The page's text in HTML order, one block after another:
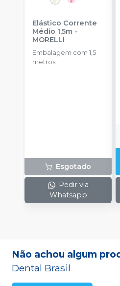
Elástico Corrente
Médio 1,5m -
MORELLI
Embalagem com 1,5
metros
Esgotado
Pedir via
Whatsapp
Não achou algum
Dental Brasil